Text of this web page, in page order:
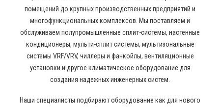
помещений до крупных производственных предприятий и
многофункциональных комплексов. Мы поставляем и
обслуживаем полупромышленные сплит-системы, настенные
кондиционеры, мульти-сплит системы, мультизональные
системы VRF/VRV, чиллеры и фанкойлы, вентиляционные
установки и другое климатическое оборудование для
создания надежных инженерных систем.
Наши специалисты подбирают оборудование как для нового